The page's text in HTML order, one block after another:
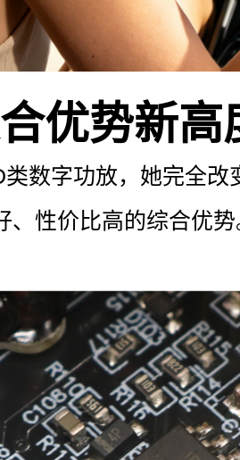
优势新高
数字功放，她完全
性价比高的综合优势